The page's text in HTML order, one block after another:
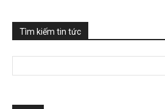
Tìm kiếm tin tức